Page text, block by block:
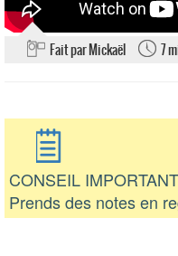
Fait par Mickaël 7
CONSEIL
Prends des notes en